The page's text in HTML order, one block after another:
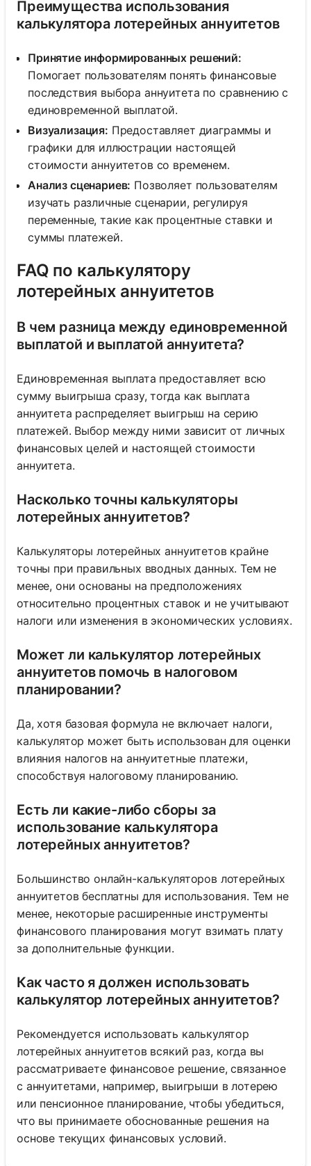
Преимущества использования
калькулятора лотерейных аннуитетов
Принятие информированных решений:
Помогает пользователям понять финансовые
последствия выбора аннуитета по сравнению с
единовременной выплатой.
Визуализация: Предоставляет диаграммы и
графики для иллюстрации настоящей
стоимости аннуитетов со временем.
Анализ сценариев: Позволяет пользователям
изучать различные сценарии, регулируя
переменные, такие как процентные ставки и
суммы платежей.
FAQ по калькулятору
лотерейных аннуитетов
В чем разница между единовременной
выплатой и выплатой аннуитета?
Единовременная выплата предоставляет всю
сумму выигрыша сразу, тогда как выплата
аннуитета распределяет выигрыш на серию
платежей. Выбор между ними зависит от личных
финансовых целей и настоящей стоимости
аннуитета.
Насколько точны калькуляторы
лотерейных аннуитетов?
Калькуляторы лотерейных аннуитетов крайне
точны при правильных вводных данных. Тем не
менее, они основаны на предположениях
относительно процентных ставок и не учитывают
налоги или изменения в экономических условиях.
Может ли калькулятор лотерейных
аннуитетов помочь в налоговом
планировании?
Да, хотя базовая формула не включает налоги,
калькулятор может быть использован для оценки
влияния налогов на аннуитетные платежи,
способствуя налоговому планированию.
Есть ли какие-либо сборы за
использование калькулятора
лотерейных аннуитетов?
Большинство онлайн-калькуляторов лотерейных
аннуитетов бесплатны для использования. Тем не
менее, некоторые расширенные инструменты
финансового планирования могут взимать плату
за дополнительные функции.
Как часто я должен использовать
калькулятор лотерейных аннуитетов?
Рекомендуется использовать калькулятор
лотерейных аннуитетов всякий раз, когда вы
рассматриваете финансовое решение, связанное
с аннуитетами, например, выигрыши в лотерею
или пенсионное планирование, чтобы убедиться,
что вы принимаете обоснованные решения на
основе текущих финансовых условий.